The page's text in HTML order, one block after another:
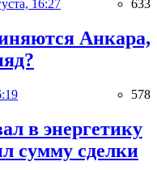
16:27 633
Анкара,
578
в энергетику
сумму сделки